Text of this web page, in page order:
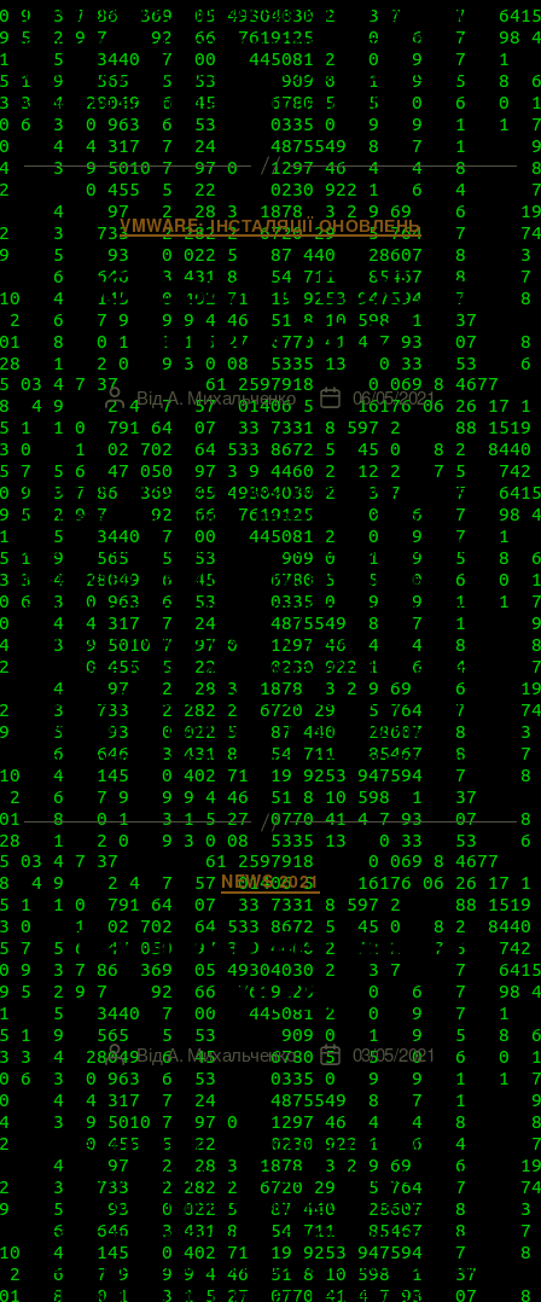
патчирования, управления конфигурациями и
слежения за здоровьем компонентов SDDC и
облаков, существенно ускоряя, унифицируя и
упрощая все процессы, позволяя […]
Категорії
VMWARE: ІНСТАЛЯЦІЇ ОНОВЛЕНЬ
Обновляем ESXi до
версии 7.0U2
Автор
запису
ВідА. Михальченко
Дата
запису
06/05/2021
Начиная с 09.03.21 г. доступен второй апдейт
vSphere 7.0, и многие, наверняка, захотят
протестировать ее обновленный интерфейс и
множество новых функций, которые мы
перечисляли в недавно опубликованных нами
релизах «VMware ESXi 7.0 Update
2 Release Notes» и «VMware vCenter Server 7.0
Update 2 Release Notes». Бесспорно, весьма
разумной тактикой будет не апгрейдить
продакшен, пока не выйдет хотя бы первый […]
Категорії
NEWS 2021
Патч vCenter Server
7.0U2a
Автор
запису
ВідА. Михальченко
Дата
запису
03/05/2021
В середине марта мы писали о втором
серьезном минорном обновлении нашего vCSA
– 7.0U2. Оно принесло множество весьма
интересных изменений в отношении работы
нашей виртуальной среды и весьма ощутимо
расширило ее функционал, не говоря о